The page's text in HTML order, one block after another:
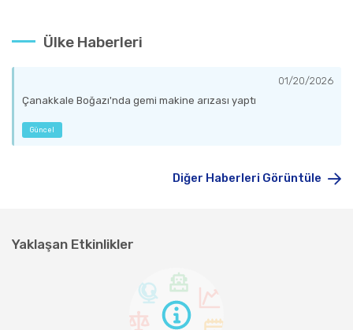
Ülke Haberleri
01/20/2026
Çanakkale Boğazı'nda gemi makine arızası yaptı
Güncel
Diğer Haberleri Görüntüle
Yaklaşan Etkinlikler